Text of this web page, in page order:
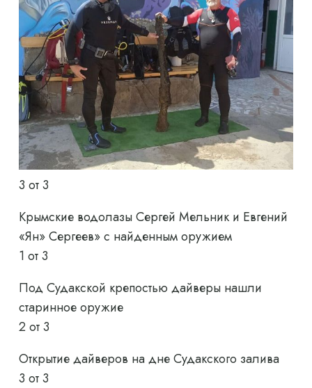
3 от 3
Крымские водолазы Сергей Мельник и Евгений
«Ян» Сергеев» с найденным оружием
1 от 3
Под Судакской крепостью дайверы нашли
старинное оружие
2от 3
Открытие дайверов на дне Судакского залива
3 от 3